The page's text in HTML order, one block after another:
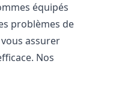
équipés
problèmes de
assurer
Nos